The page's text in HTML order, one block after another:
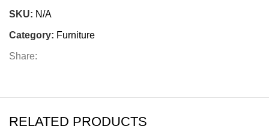
SKU: N/A
Category: Furniture
Share:
RELATED PRODUCTS